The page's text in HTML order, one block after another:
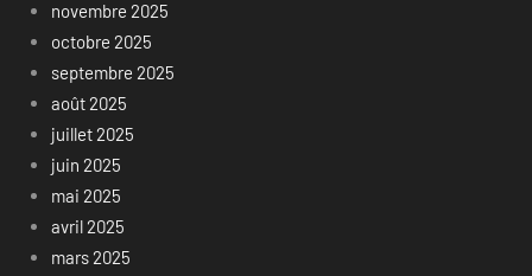
novembre 2025
octobre 2025
septembre 2025
août 2025
juillet 2025
juin 2025
mai 2025
avril 2025
mars 2025